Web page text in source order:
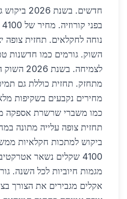
חדשים.
נוחה לחקלאים. תחזית צופה
השוק. גורמים כמו חדשנות
לצמיחה.
מתחזק. תחזית כוללת גם
מחירים נקבעים בשקיפות
כמו משברי שרשרת אספקה
ביקוש למתכות חקלאיות
4100 שקלים נשאר
מגמות חיוביות לכל השנה.
אקלים מגבירים את הצורך